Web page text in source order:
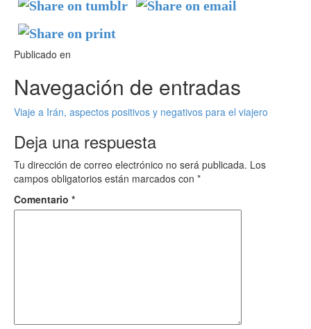
Publicado en
Navegación de entradas
Viaje a Irán, aspectos positivos y negativos para el viajero
Deja una respuesta
Tu dirección de correo electrónico no será publicada. Los
campos obligatorios están marcados con *
Comentario *